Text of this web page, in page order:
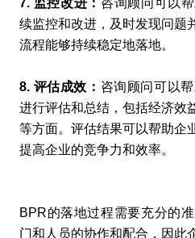
7. 监控改进： 咨询顾问可以
续监控和改进，及时发现问题
流程能够持续稳定地落地。
8. 评估成效： 咨询顾问可以
进行评估和总结，包括经济效
等方面。评估结果可以帮助企
提高企业的竞争力和效率。
BPR的落地过程需要充分的
门和人员的协作和配合，因此